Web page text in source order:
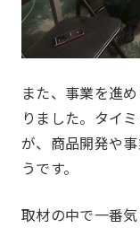
一覧を見る
例会委員会
総務委員会
また、事業を進
りました。タイ
が、商品開発や
うです。
取材の中で一番